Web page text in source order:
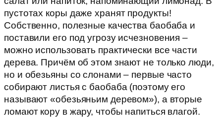
пустотах коры даже хранят продукты!
Собственно, полезные качества баобаба и
поставили его под угрозу исчезновения –
можно использовать практически все части
дерева. Причём об этом знают не только люди,
но и обезьяны со слонами – первые часто
собирают листья с баобаба (поэтому его
называют «обезьяньим деревом»), а вторые
ломают кору в жару, чтобы напиться влагой.